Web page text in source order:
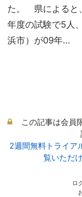
た。 県によると
年度の試験で5人
浜市）が09年...
この記事は会員
2週間無料トライア
覧いただ
ロ